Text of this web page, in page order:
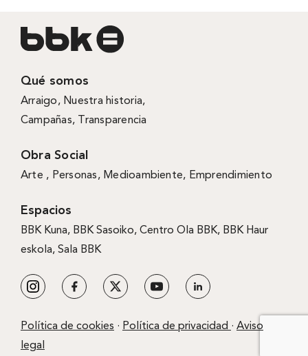
Qué somos
Arraigo, Nuestra historia,
Campañas, Transparencia
Obra Social
Arte , Personas, Medioambiente, Emprendimiento
Espacios
BBK Kuna, BBK Sasoiko, Centro Ola BBK, BBK Haur
eskola, Sala BBK
Política de cookies · Política de privacidad · Aviso
legal